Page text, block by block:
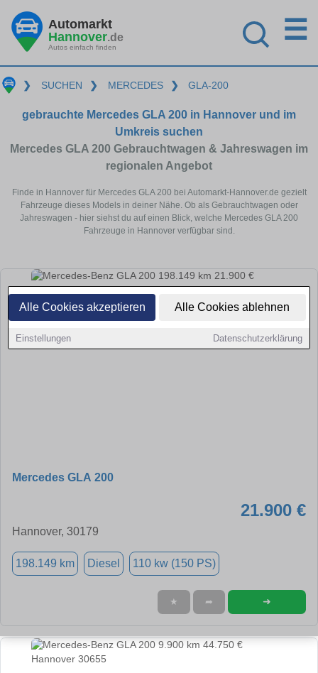
Alle Cookies akzeptieren Alle Cookies ablehnen
Einstellungen Datenschutzerklärung
Automarkt
Hannover.de
Autos einfach finden
☰
❯ SUCHEN ❯ MERCEDES ❯ GLA-200
gebrauchte Mercedes GLA 200 in Hannover und im
Umkreis suchen
Mercedes GLA 200 Gebrauchtwagen & Jahreswagen im
regionalen Angebot
Finde in Hannover für Mercedes GLA 200 bei Automarkt-Hannover.de gezielt
Fahrzeuge dieses Models in deiner Nähe. Ob als Gebrauchtwagen oder
Jahreswagen - hier siehst du auf einen Blick, welche Mercedes GLA 200
Fahrzeuge in Hannover verfügbar sind.
Mercedes GLA 200
21.900 €
Hannover, 30179
198.149 km Diesel 110 kw (150 PS)
★ ➦ ➜